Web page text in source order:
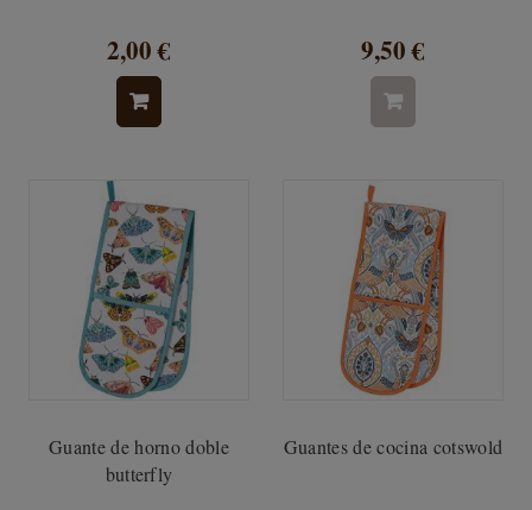
2,00 € 9,50 €
Guante de horno doble
butterfly
Guantes de cocina cotswold